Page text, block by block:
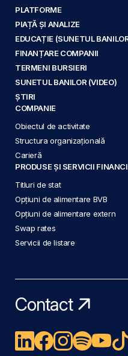
PLATFORME
PIAȚĂ ȘI ANALIZE
EDUCAȚIE (SUNETUL
FINANȚARE COMPANII
TERMENI BURSIERI
SUNETUL BANILOR (VIDEO)
ȘTIRI
COMPANIE
Obiectul de activitate
Structura organizațională
Carieră
PRODUSE ȘI SERVICII
Titluri de stat
Opțiuni de alimentare BVB
Opțiuni de alimentare extern
Swap rates
Servicii de listare
Contact